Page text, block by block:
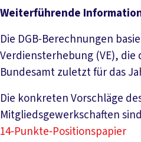
Weiterführende
Die DGB-Berechnungen
Verdiensterhebung (VE), die
Bundesamt zuletzt für das
Die konkreten Vorschläge
Mitgliedsgewerkschaften
14‑Punkte‑Positionspapier